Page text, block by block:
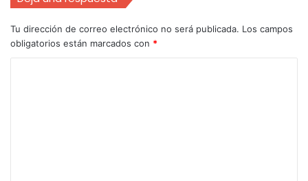
Tu dirección de correo electrónico no será publicada. Los campos
obligatorios están marcados con *